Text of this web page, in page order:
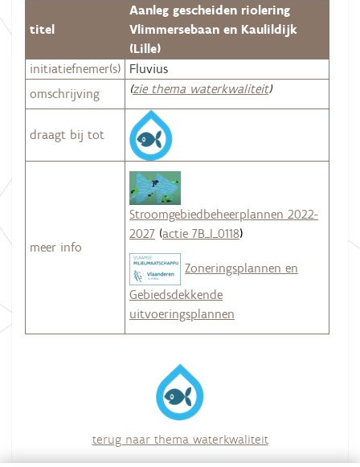
titel
Aanleg gescheiden riolering
Vlimmersebaan en Kaulildijk
(Lille)
initiatiefnemer(s)
Fluvius
omschrijving
(zie thema waterkwaliteit)
draagt bij tot
meer info
Stroomgebiedbeheerplannen 2022-
2027 (actie 7B_I_0118)
Zoneringsplannen en
Gebiedsdekkende
uitvoeringsplannen
terug naar thema waterkwaliteit